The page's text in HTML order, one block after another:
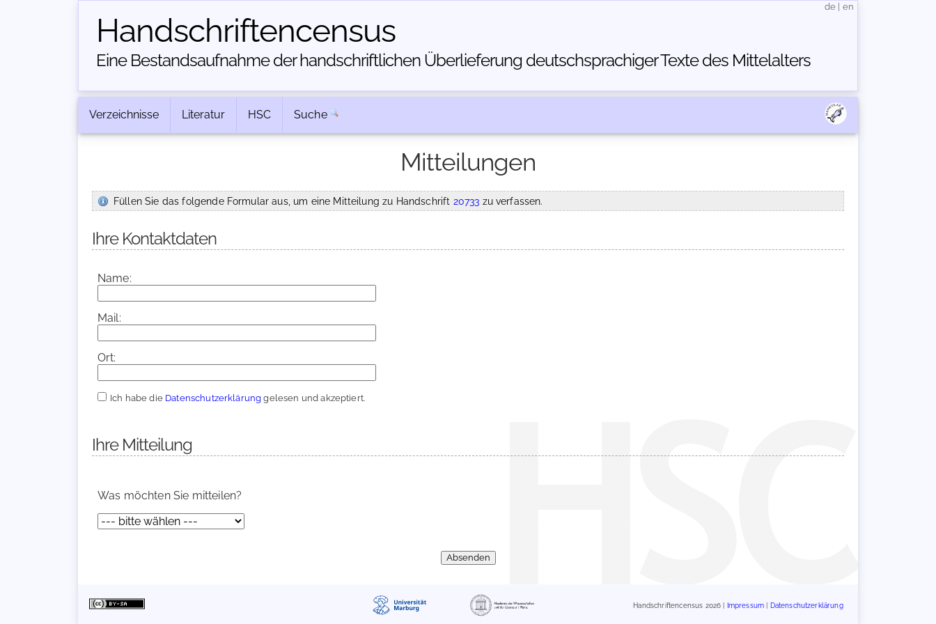
Handschriften­census
Eine Bestandsaufnahme der handschriftlichen Über­lieferung deutschsprachiger Texte des Mittelalters
de en
Verzeichnisse Literatur HSC Suche
Mitteilungen
Füllen Sie das folgende Formular aus, um eine Mitteilung zu Handschrift 20733 zu verfassen.
Ihre Kontaktdaten
Name:
Mail:
Ort:
Ich habe die Datenschutzerklärung gelesen und akzeptiert.
Ihre Mitteilung
Was möchten Sie mitteilen?
Handschriftencensus 2026 | Impressum Datenschutzerklärung